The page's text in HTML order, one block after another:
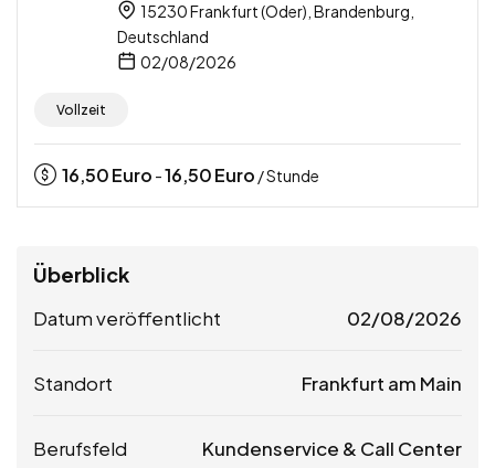
15230 Frankfurt (Oder), Brandenburg,
Deutschland
02/08/2026
Vollzeit
16,50Euro -16,50Euro / Stunde
Überblick
Datum veröffentlicht 02/08/2026
Standort Frankfurt am Main
Berufsfeld Kundenservice & Call Center